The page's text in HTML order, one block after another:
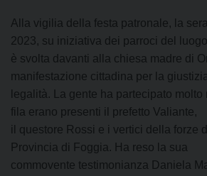
Alla vigilia della festa patronale, la
2023, su iniziativa dei parroci del
è svolta davanti alla chiesa madre di
manifestazione cittadina per la
legalità. La gente ha partecipato molto
fila erano presenti il prefetto Valiante,
il questore Rossi e i vertici della forze
Provincia di Foggia. Ha reso la sua
commovente testimonianza Daniela